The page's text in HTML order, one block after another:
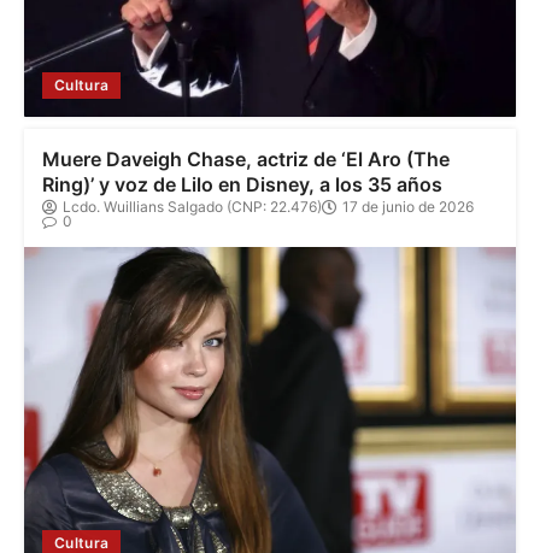
Cultura
Cultura
Muere Daveigh Chase, actriz de ‘El Aro (The
Ring)’ y voz de Lilo en Disney, a los 35 años
Lcdo. Wuillians Salgado (CNP: 22.476)
17 de junio de 2026
0